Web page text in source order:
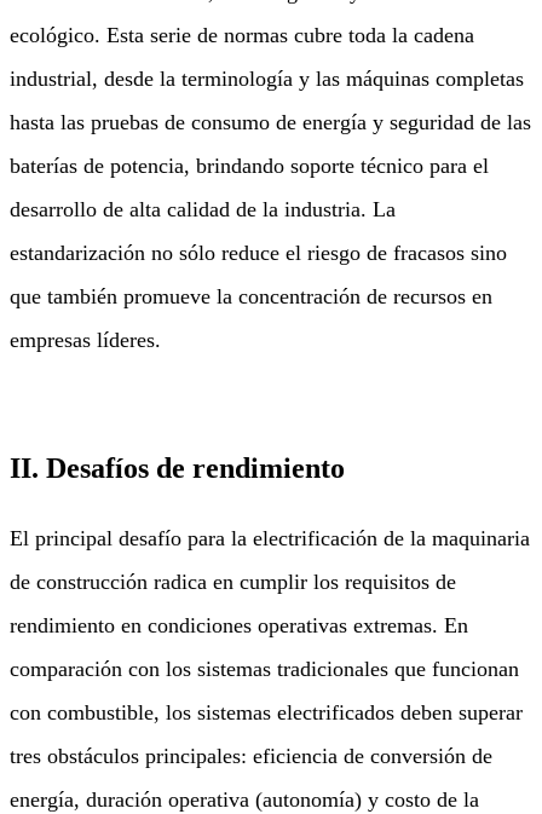
ecológico. Esta serie de normas cubre toda la cadena
industrial, desde la terminología y las máquinas completas
hasta las pruebas de consumo de energía y seguridad de las
baterías de potencia, brindando soporte técnico para el
desarrollo de alta calidad de la industria. La
estandarización no sólo reduce el riesgo de fracasos sino
que también promueve la concentración de recursos en
empresas líderes.
II. Desafíos de rendimiento
El principal desafío para la electrificación de la maquinaria
de construcción radica en cumplir los requisitos de
rendimiento en condiciones operativas extremas. En
comparación con los sistemas tradicionales que funcionan
con combustible, los sistemas electrificados deben superar
tres obstáculos principales: eficiencia de conversión de
energía, duración operativa (autonomía) y costo de la